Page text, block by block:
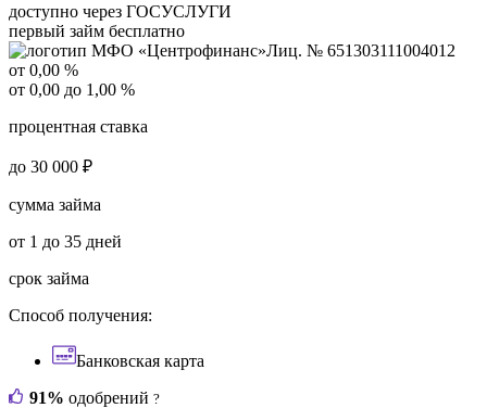
доступно через ГОСУСЛУГИ
первый займ бесплатно
Лиц. № 651303111004012
от 0,00 %
от 0,00 до 1,00 %
процентная ставка
до 30 000 ₽
сумма займа
от 1 до 35 дней
срок займа
Способ получения:
Банковская карта
91% одобрений ?